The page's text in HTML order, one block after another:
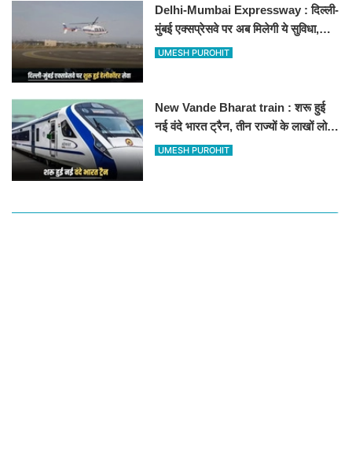
Delhi-Mumbai Expressway : दिल्ली-
मुंबई एक्सप्रेसवे पर अब मिलेगी ये सुविधा,
हेलीकॉप्टर सर्विस से तुरंत घायल पहुंचेगा
UMESH PUROHIT
New Vande Bharat train : शरू हुई
नई वंदे भारत ट्रैन, तीन राज्यों के लाखों लोगों
का सफर होगा आसान, देखें पूरा रूटमैप
UMESH PUROHIT